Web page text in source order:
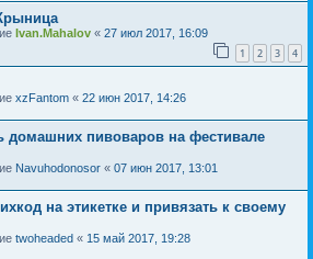
Ivan.Mahalov « 27 июл 2017, 16:09
1 2 3 4
xzFantom « 22 июн 2017, 14:26
домашних пивоваров на фестивале
Navuhodonosor « 07 июн 2017, 13:01
на этикетке и привязать к своему
twoheaded « 15 май 2017, 19:28